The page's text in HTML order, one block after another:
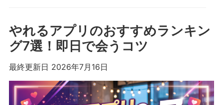
やれるアプリのおすすめランキン
グ7選！即日で会うコツ
最終更新日 2026年7月16日